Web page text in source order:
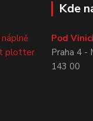
plotter
Kde
Pod
Praha 4 -
143 00